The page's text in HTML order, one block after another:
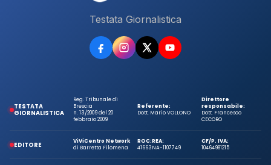
Testata Giornalistica
TESTATA
GIORNALISTICA
Reg. Tribunale di
Brescia
n. 13/2009 del 20
febbraio 2009
Referente:
Dott. Mario VOLLONO
Direttore
responsabile:
Dott. Francesco
CECORO
EDITORE
ViViCentro Network
di Barretta Filomena
ROC:
41663
REA:
NA-1107749
CF/P. IVA:
10464981215